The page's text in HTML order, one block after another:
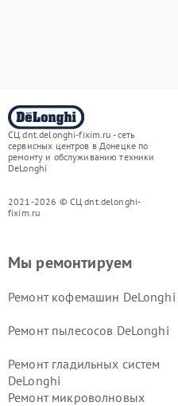
СЦ dnt.delonghi-fixim.ru - сеть
сервисных центров в Донецке по
ремонту и обслуживанию техники
DeLonghi
2021-2026 © СЦ dnt.delonghi-
fixim.ru
Мы ремонтируем
Ремонт кофемашин DeLonghi
Ремонт пылесосов DeLonghi
Ремонт гладильных систем
DeLonghi
Ремонт микроволновых